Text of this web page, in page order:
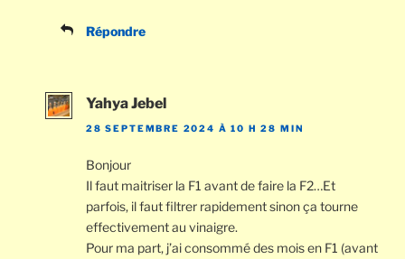
Répondre
Yahya Jebel
28 SEPTEMBRE 2024 À 10 H 28 MIN
Bonjour
Il faut maitriser la F1 avant de faire la F2…Et
parfois, il faut filtrer rapidement sinon ça tourne
effectivement au vinaigre.
Pour ma part, j’ai consommé des mois en F1 (avant